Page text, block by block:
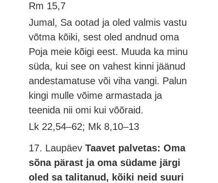
Rm 15,7
Jumal, Sa ootad ja oled valmis vastu
võtma kõiki, sest oled andnud oma
Poja meie kõigi eest. Muuda ka minu
süda, kui see on vahest kinni jäänud
andestamatuse või viha vangi. Palun
kingi mulle võime armastada ja
teenida nii omi kui võõraid.
Lk 22,54–62; Mk 8,10–13
17. LaupäevTaavet palvetas: Oma
sõna pärast ja oma südame järgi
oled sa talitanud, kõiki neid suuri